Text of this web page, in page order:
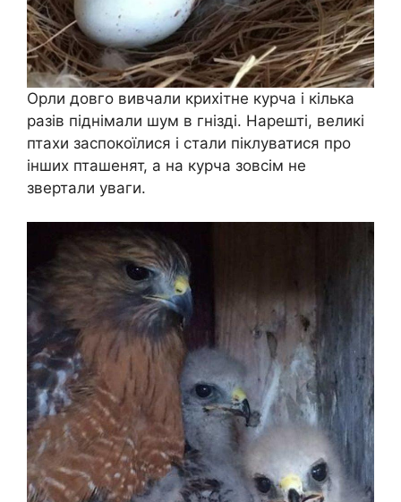
Орли довго вивчали крихітне курча і кілька
разів піднімали шум в гнізді. Нарешті, великі
птахи заспокоїлися і стали піклуватися про
інших пташенят, а на курча зовсім не
звертали уваги.